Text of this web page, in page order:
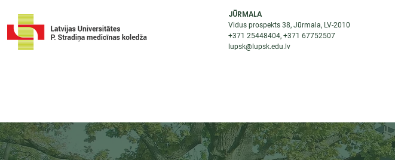
JŪRMALA
Vidus prospekts 38, Jūrmala, LV-2010
+371 25448404, +37167752507
lupsk@lupsk.edu.lv